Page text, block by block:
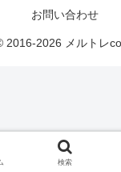
お問い合わせ
2016-2026 メルトレ
検索